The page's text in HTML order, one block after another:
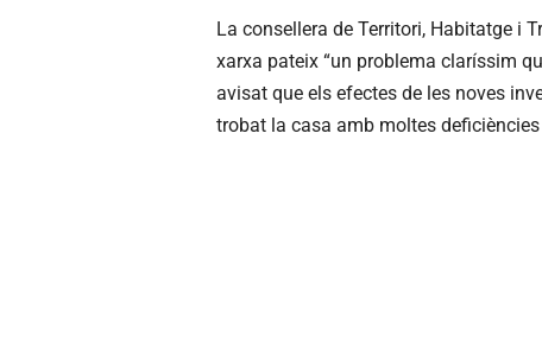
La consellera de Territori, Habitatge i
xarxa pateix “un problema claríssim
avisat que els efectes de les noves
trobat la casa amb moltes deficiències